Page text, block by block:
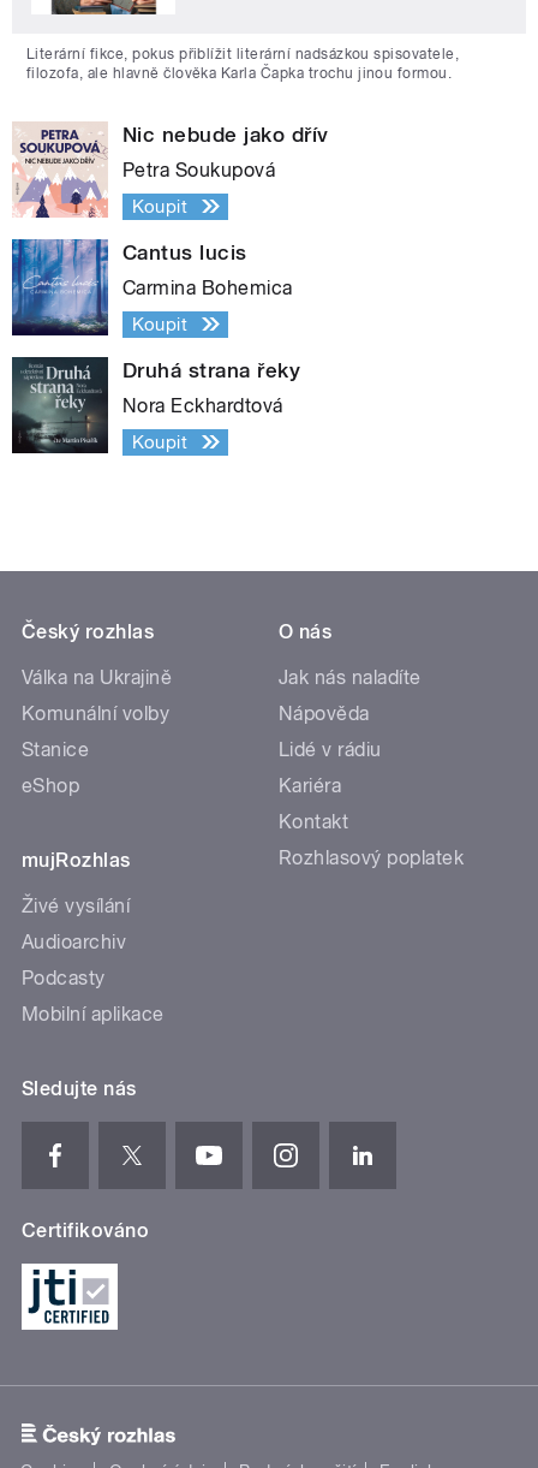
Literární fikce, pokus přiblížit literární nadsázkou spisovatele,
filozofa, ale hlavně člověka Karla Čapka trochu jinou formou.
Nic nebude jako dřív
Petra Soukupová
Koupit
Cantus lucis
Carmina Bohemica
Koupit
Druhá strana řeky
Nora Eckhardtová
Koupit
Český rozhlas
Válka na Ukrajině
Komunální volby
Stanice
eShop
mujRozhlas
Živé vysílání
Audioarchiv
Podcasty
Mobilní aplikace
O nás
Jak nás naladíte
Nápověda
Lidé v rádiu
Kariéra
Kontakt
Rozhlasový poplatek
Sledujte nás
Certifikováno